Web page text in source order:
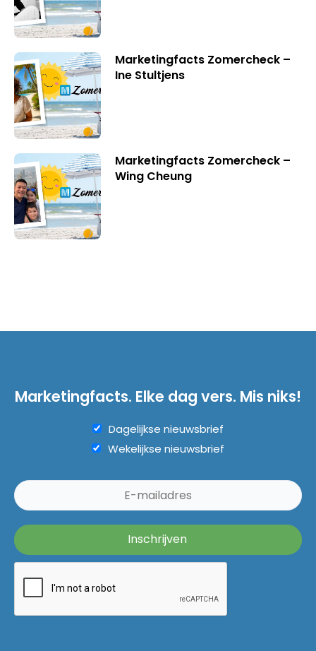
Marketingfacts Zomercheck –
Ine Stultjens
Marketingfacts Zomercheck –
Wing Cheung
Marketingfacts. Elke dag vers. Mis niks!
Dagelijkse nieuwsbrief
Wekelijkse nieuwsbrief